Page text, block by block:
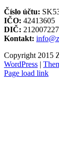
Číslo účtu:
IČO: 42413605
DIČ:
Kontakt:
Copyright 2015
WordPress |
Page load link